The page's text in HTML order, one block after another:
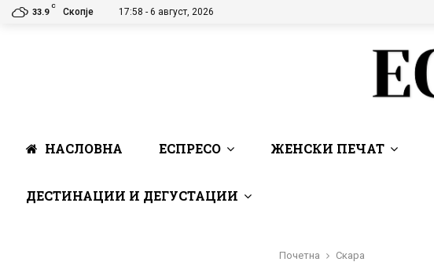
33.9
C
Скопје 17:58 - 6 август, 2026
НАСЛОВНА ЕСПРЕСО ЖЕНСКИ ПЕЧАТ
ДЕСТИНАЦИИ И ДЕГУСТАЦИИ
Почетна Скара